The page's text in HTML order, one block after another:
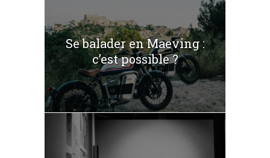
Se balader en Maeving :
c’est possible ?